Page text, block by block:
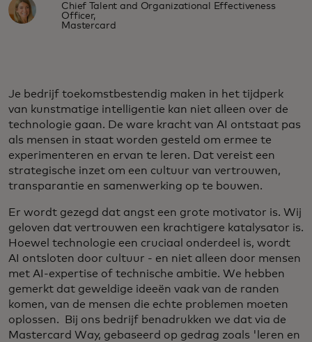
Chief Talent and Organizational Effectiveness
Officer,
Mastercard
Je bedrijf toekomstbestendig maken in het tijdperk
van kunstmatige intelligentie kan niet alleen over de
technologie gaan. De ware kracht van AI ontstaat pas
als mensen in staat worden gesteld om ermee te
experimenteren en ervan te leren. Dat vereist een
strategische inzet om een cultuur van vertrouwen,
transparantie en samenwerking op te bouwen.
Er wordt gezegd dat angst een grote motivator is. Wij
geloven dat vertrouwen een krachtigere katalysator is.
Hoewel technologie een cruciaal onderdeel is, wordt
AI ontsloten door cultuur - en niet alleen door mensen
met AI-expertise of technische ambitie. We hebben
gemerkt dat geweldige ideeën vaak van de randen
komen, van de mensen die echte problemen moeten
oplossen. Bij ons bedrijf benadrukken we dat via de
Mastercard Way, gebaseerd op gedrag zoals 'leren en